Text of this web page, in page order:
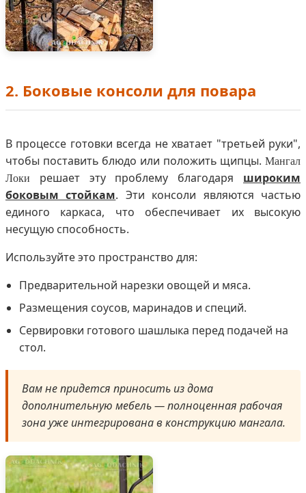
2. Боковые консоли для повара
В процессе готовки всегда не хватает "третьей руки",
чтобы поставить блюдо или положить щипцы. Мангал
Локи
решает эту проблему благодаря широким
боковым стойкам. Эти консоли являются частью
единого каркаса, что обеспечивает их высокую
несущую способность.
Используйте это пространство для:
Предварительной нарезки овощей и мяса.
Размещения соусов, маринадов и специй.
Сервировки готового шашлыка перед подачей на
стол.
Вам не придется приносить из дома
дополнительную мебель — полноценная рабочая
зона уже интегрирована в конструкцию мангала.